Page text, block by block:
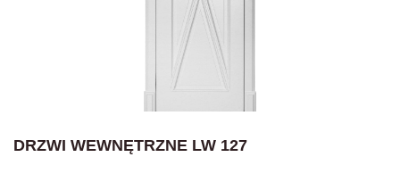
DRZWI WEWNĘTRZNE LW 127